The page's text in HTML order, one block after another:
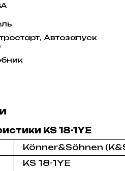
Автозапуск
KS 18-1YE
Könner&Söhnen
KS 18-1YE